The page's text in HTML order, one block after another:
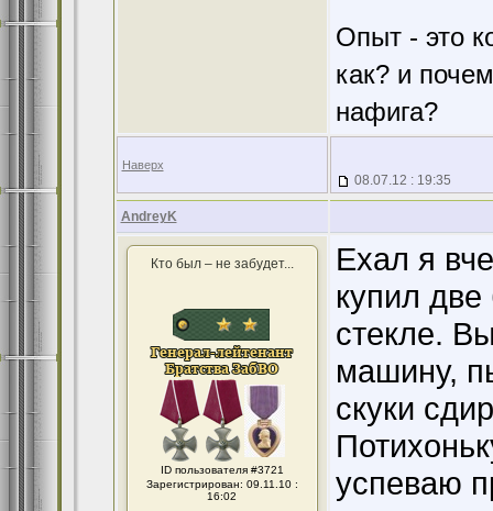
Опыт - это
как? и
нафига?
Наверх
08.07.12 : 19:35
AndreyK
Кто был – не забудет...
ID пользователя #3721
Зарегистрирован: 09.11.10 :
16:02
Ехал я
купил
стекле.
машину,
скуки
успеваю